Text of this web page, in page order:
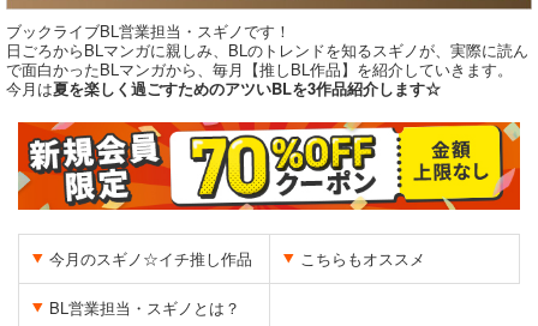
ブックライブBL営業担当・スギノです！
日ごろからBLマンガに親しみ、BLのトレンドを知るスギノが、実際に読ん
で面白かったBLマンガから、毎月【推しBL作品】を紹介していきます。
今月は夏を楽しく過ごすためのアツいBLを3作品紹介します☆
今月のスギノ☆イチ推し作品 こちらもオススメ
BL営業担当・スギノとは？